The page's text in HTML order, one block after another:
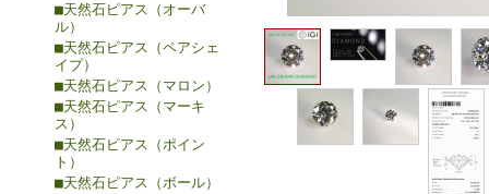
■天然石ピアス（オーバ
ル）
■天然石ピアス（ペアシェ
イプ）
■天然石ピアス（マロン）
■天然石ピアス（マーキ
ス）
■天然石ピアス（ポイン
ト）
■天然石ピアス（ボール）